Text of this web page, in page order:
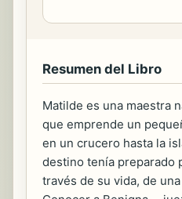
Resumen del Libro
Matilde es una maestra
que emprende un
en un crucero hasta la
destino tenía preparado
través de su vida, de